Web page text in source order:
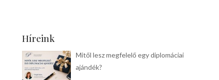
Híreink
Mitől lesz megfelelő egy diplomáciai
ajándék?